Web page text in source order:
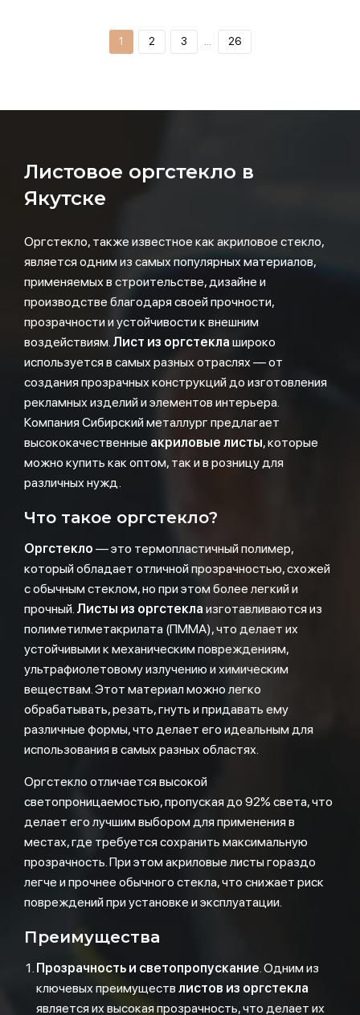
1 2 3 … 26
Листовое оргстекло в
Якутске
Оргстекло, также известное как акриловое стекло,
является одним из самых популярных материалов,
применяемых в строительстве, дизайне и
производстве благодаря своей прочности,
прозрачности и устойчивости к внешним
воздействиям. Лист из оргстекла широко
используется в самых разных отраслях — от
создания прозрачных конструкций до изготовления
рекламных изделий и элементов интерьера.
Компания Сибирский металлург предлагает
высококачественные акриловые листы, которые
можно купить как оптом, так и в розницу для
различных нужд.
Что такое оргстекло?
Оргстекло — это термопластичный полимер,
который обладает отличной прозрачностью, схожей
с обычным стеклом, но при этом более легкий и
прочный. Листы из оргстекла изготавливаются из
полиметилметакрилата (ПММА), что делает их
устойчивыми к механическим повреждениям,
ультрафиолетовому излучению и химическим
веществам. Этот материал можно легко
обрабатывать, резать, гнуть и придавать ему
различные формы, что делает его идеальным для
использования в самых разных областях.
Оргстекло отличается высокой
светопроницаемостью, пропуская до 92% света, что
делает его лучшим выбором для применения в
местах, где требуется сохранить максимальную
прозрачность. При этом акриловые листы гораздо
легче и прочнее обычного стекла, что снижает риск
повреждений при установке и эксплуатации.
Преимущества
Прозрачность и светопропускание. Одним из
ключевых преимуществ листов из оргстекла
является их высокая прозрачность, что делает их